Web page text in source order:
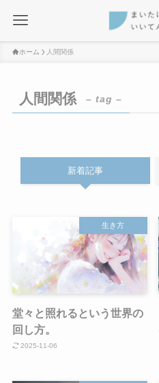
ホーム 人間関係
人間関係 – tag –
新着記事
生き方
堂々と照れるという世界の
回し方。
2025-11-06